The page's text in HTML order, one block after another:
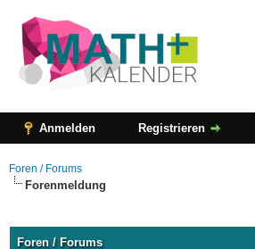
Anmelden Registrieren
Foren / Forums
Forenmeldung
Foren / Forums